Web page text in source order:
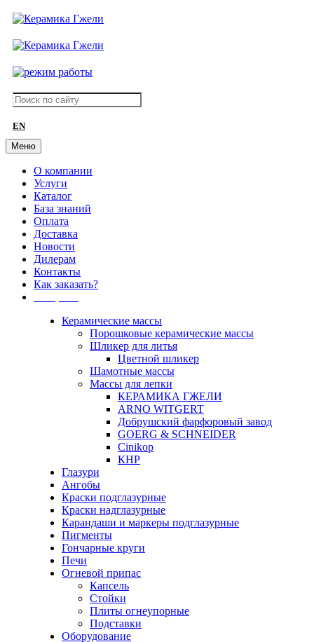
EN
Меню
О компании
Услуги
Каталог
База знаний
Оплата
Доставка
Новости
Дилерам
Контакты
Как заказать?
Керамические массы
Порошковые керамические массы
Шликер для литья
Цветной шликер
Шамотные массы
Массы для лепки
КЕРАМИКА ГЖЕЛИ
ARNO WITGERT
Добрушский фарфоровый завод
GOERG & SCHNEIDER
Cinikop
КНР
Глазури
Ангобы
Краски подглазурные
Краски надглазурные
Карандаши и маркеры подглазурные
Пигменты
Гончарные круги
Печи
Огневой припас
Капсель
Стойки
Плиты огнеупорные
Подставки
Оборудование